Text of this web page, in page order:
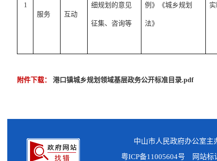
1
服务 互动
细规划的意见
征集、咨询等
例》《城乡规划
法》
附件下载： 港口镇城乡规划领域基层政务公开标准目录.pdf
中山市人民政府办公室
粤ICP备11005604号 网站标